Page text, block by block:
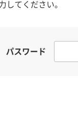
してください。
パスワード